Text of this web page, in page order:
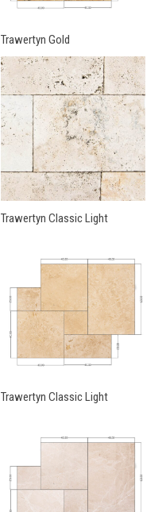
Trawertyn Gold
Trawertyn Classic Light
Trawertyn Classic Light